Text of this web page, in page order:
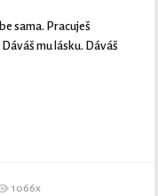
sama. Pracuješ
mu lásku. Dáváš
1066x